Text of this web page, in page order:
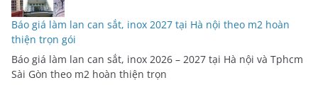
Báo giá làm lan can sắt, inox 2027 tại Hà nội theo m2 hoàn
thiện trọn gói
Báo giá làm lan can sắt, inox 2026 – 2027 tại Hà nội và Tphcm
Sài Gòn theo m2 hoàn thiện trọn